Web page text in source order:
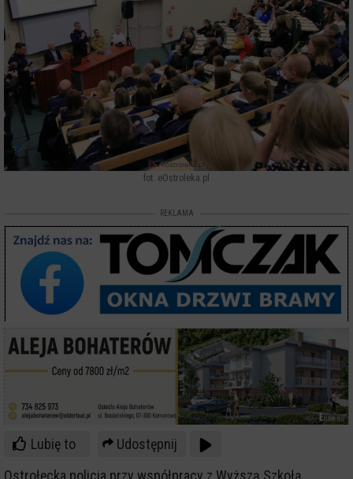
fot. eOstroleka.pl
REKLAMA
Lubię to
Udostępnij
Ostrołęcka policja przy współpracy z Wyższą Szkołą